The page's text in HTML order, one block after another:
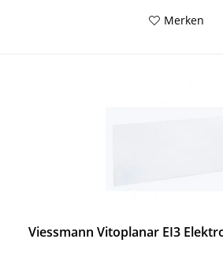
Merken
Viessmann Vitoplanar EI3